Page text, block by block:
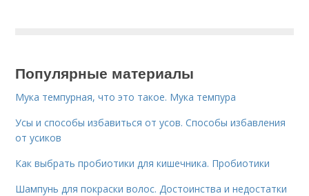
Популярные материалы
Мука темпурная, что это такое. Мука темпура
Усы и способы избавиться от усов. Способы избавления
от усиков
Как выбрать пробиотики для кишечника. Пробиотики
Шампунь для покраски волос. Достоинства и недостатки